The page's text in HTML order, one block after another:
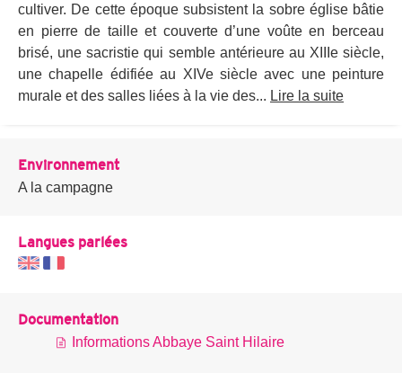
cultiver. De cette époque subsistent la sobre église bâtie
en pierre de taille et couverte d’une voûte en berceau
brisé, une sacristie qui semble antérieure au XIIIe siècle,
une chapelle édifiée au XIVe siècle avec une peinture
murale et des salles liées à la vie des... Lire la suite
Environnement
A la campagne
Langues parlées
Documentation
Informations Abbaye Saint Hilaire